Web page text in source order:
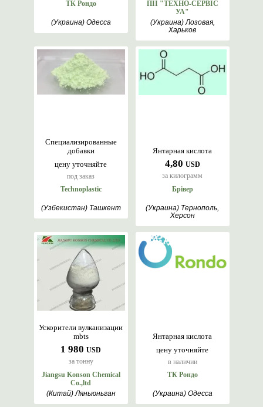
ТК Рондо
(Украина) Одесса
ПІІ "ТЕХНО-СЕРВІС
УА"
(Украина) Лозовая,
Харьков
цену уточняйте
под заказ
Специализированные
добавки
Technoplastic
(Узбекистан) Ташкент
4,80 USD
за килограмм
Янтарная кислота
Брівер
(Украина) Тернополь,
Херсон
1 980 USD
за тонну
Ускорители вулканизации
mbts
Jiangsu Konson Chemical
Co.,ltd
(Китай) Ляньюньган
цену уточняйте
в наличии
Янтарная кислота
ТК Рондо
(Украина) Одесса